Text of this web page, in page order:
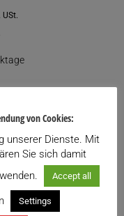
USt.
Dieses
Produkt
weist
mehrere
Varianten
auf.
von Cookies:
unserer Dienste. Mit
Sie sich damit
Accept all
Settings